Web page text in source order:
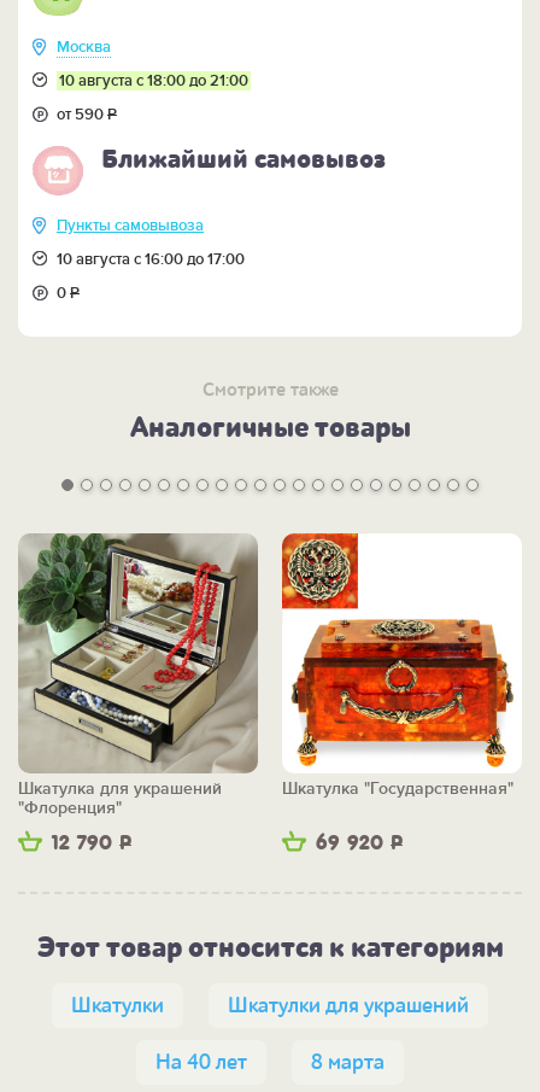
Москва
10 августа с 18:00 до 21:00
от 590Р
Ближайший самовывоз
Пункты самовывоза
10 августа с 16:00 до 17:00
0Р
Смотрите также
Аналогичные товары
12 790 Р
Шкатулка для украшений
"Флоренция"
69 920 Р
Шкатулка "Государственная"
Этот товар относится к категориям
Шкатулки Шкатулки для украшений
На 40 лет 8 марта